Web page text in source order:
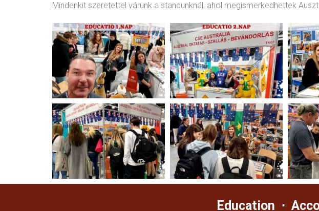
Mindenkit szeretettel várunk a standunknál, ahol megismerkedhettek
Education ⋅